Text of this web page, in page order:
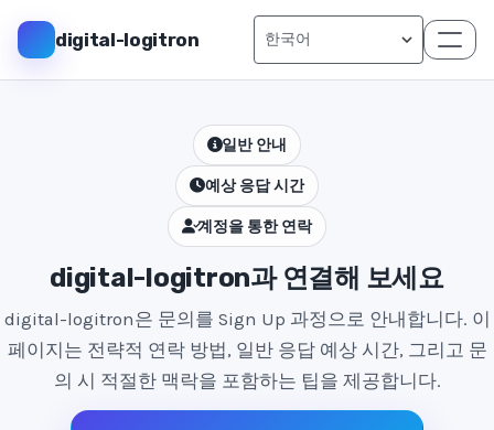
digital-logitron
일반 안내
예상 응답 시간
계정을 통한 연락
digital-logitron과 연결해 보세요
digital-logitron은 문의를 Sign Up 과정으로 안내합니다. 이
페이지는 전략적 연락 방법, 일반 응답 예상 시간, 그리고 문
의 시 적절한 맥락을 포함하는 팁을 제공합니다.